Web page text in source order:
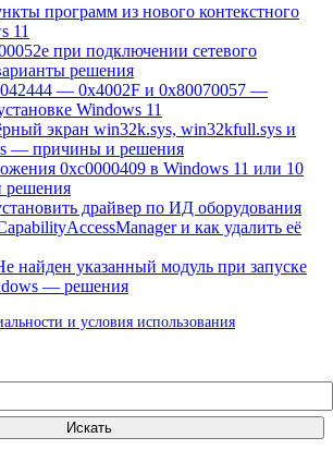
программ из нового контекстного
11
при подключении сетевого
решения
— 0x4002F и 0x80070057 —
Windows 11
экран win32k.sys, win32kfull.sys и
— причины и решения
0xc0000409 в Windows 11 или 10
драйвер по ИД оборудования
и как удалить её
найден указанный модуль при запуске
— решения
и условия использования
Искать